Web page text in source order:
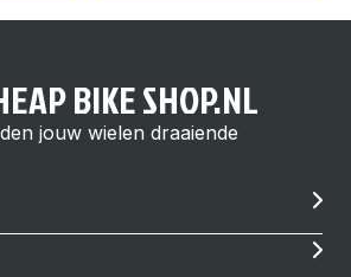
BIKE SHOP.NL
jouw wielen draaiende